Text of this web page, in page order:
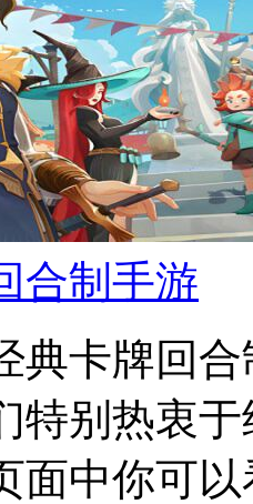
合制手游
典卡牌回
特别热衷
面中你可